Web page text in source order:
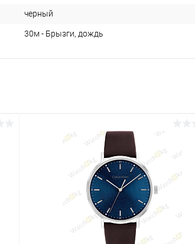
черный
30м - Брызги, дождь